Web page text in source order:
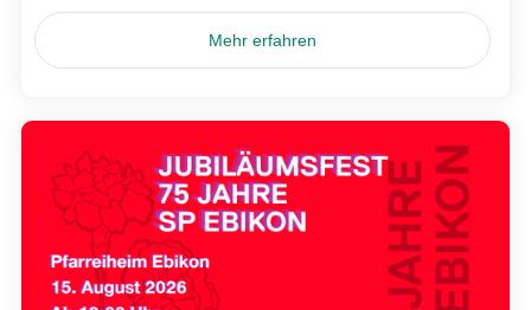
Mehr erfahren